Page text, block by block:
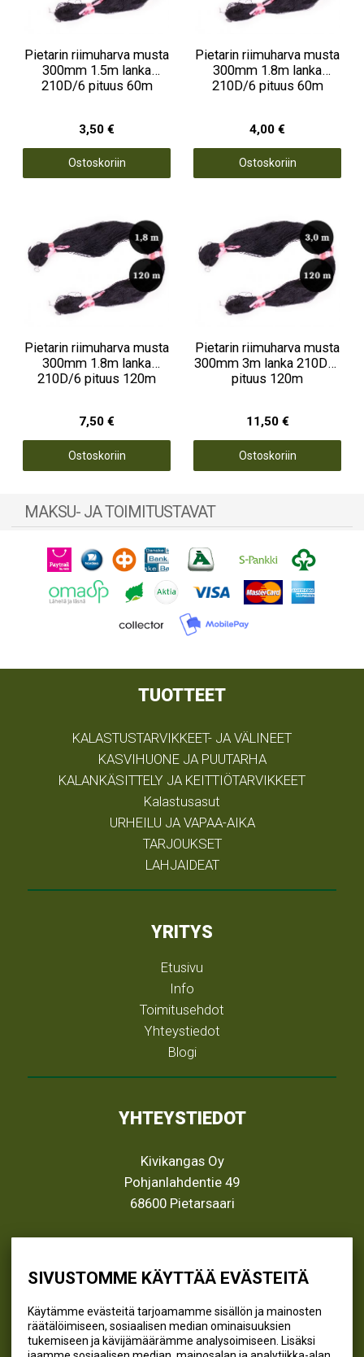
SIVUSTOMME KÄYTTÄÄ EVÄSTEITÄ
Käytämme evästeitä tarjoamamme sisällön ja mainosten
räätälöimiseen, sosiaalisen median ominaisuuksien
tukemiseen ja kävijämäärämme analysoimiseen. Lisäksi
Pietarin riimuharva musta
300mm 1.5m lanka
210D/6 pituus 60m
3,50 €
Ostoskoriin
Pietarin riimuharva musta
300mm 1.8m lanka
210D/6 pituus 60m
4,00 €
Ostoskoriin
Pietarin riimuharva musta
300mm 1.8m lanka
210D/6 pituus 120m
7,50 €
Ostoskoriin
Pietarin riimuharva musta
300mm 3m lanka 210D/6
pituus 120m
11,50 €
Ostoskoriin
MAKSU- JA TOIMITUSTAVAT
TUOTTEET
KALASTUSTARVIKKEET- JA VÄLINEET
KASVIHUONE JA PUUTARHA
KALANKÄSITTELY JA KEITTIÖTARVIKKEET
Kalastusasut
URHEILU JA VAPAA-AIKA
TARJOUKSET
LAHJAIDEAT
YRITYS
Etusivu
Info
Toimitusehdot
Yhteystiedot
Blogi
YHTEYSTIEDOT
Kivikangas Oy
Pohjanlahdentie 49
68600 Pietarsaari
(06) 781 2900
SEURAA MEITÄ